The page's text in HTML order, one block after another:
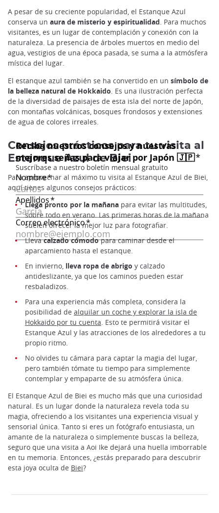
A pesar de su creciente popularidad, el Estanque Azul
conserva un aura de misterio y espiritualidad. Para muchos
visitantes, es un lugar de contemplación y conexión con la
naturaleza. La presencia de árboles muertos en medio del
agua, vestigios de una época pasada, se suma a la atmósfera
mística del lugar.
El estanque azul también se ha convertido en un símbolo de
la belleza natural de Hokkaido . Es una ilustración perfecta
de la diversidad de paisajes de esta isla del norte de Japón,
con montañas volcánicas, bosques frondosos y extensiones
de agua de colores irreales.
Consejos prácticos para tu visita al
Estanque Azul de Biei
Para aprovechar al máximo tu visita al Estanque Azul de Biei,
aquí tienes algunos consejos prácticos:
Llega pronto por la mañana para evitar las multitudes,
sobre todo en verano. Las primeras horas de la mañana
suelen ofrecer la mejor luz para fotografiar.
Llevacalzado cómodopara caminar desde el
aparcamiento hasta el estanque.
En invierno, lleva ropa de abrigo y calzado
antideslizante, ya que los caminos pueden estar
resbaladizos.
Para una experiencia más completa, considera la
posibilidad de alquilar un coche y explorar la isla de
Hokkaido por tu cuenta . Esto te permitirá visitar el
Estanque Azul y las atracciones de los alrededores a tu
propio ritmo.
No olvides tu cámara para captar la magia del lugar,
pero también tómate tu tiempo para simplemente
contemplar y empaparte de su atmósfera única.
El Estanque Azul de Biei es mucho más que una curiosidad
natural. Es un lugar donde la naturaleza revela toda su
magia, ofreciendo a los visitantes una experiencia visual y
sensorial única. Tanto si eres un fotógrafo entusiasta, un
amante de la naturaleza o simplemente buscas la belleza,
seguro que una visita a Aoi Ike dejará una huella imborrable
en tu memoria. Entonces, ¿estás preparado para descubrir
esta joya oculta de Biei?